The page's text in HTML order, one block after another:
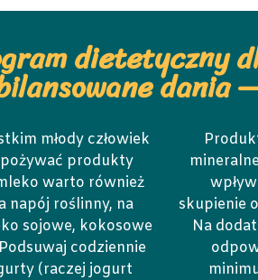
dietetyczny
dania
młody człowiek
produkty
warto również
napój roślinny, na
sojowe, kokosowe
codziennie
(raczej jogurt
skupienie
Na